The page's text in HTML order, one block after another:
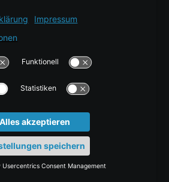
News
Glossar
Karriere